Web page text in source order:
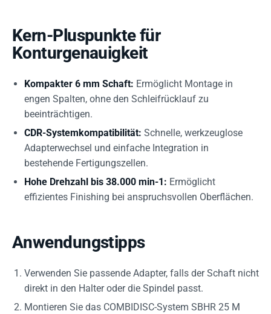
Kern-Pluspunkte für
Konturgenauigkeit
Kompakter 6 mm Schaft: Ermöglicht Montage in
engen Spalten, ohne den Schleifrücklauf zu
beeinträchtigen.
CDR-Systemkompatibilität: Schnelle, werkzeuglose
Adapterwechsel und einfache Integration in
bestehende Fertigungszellen.
Hohe Drehzahl bis 38.000 min-1: Ermöglicht
effizientes Finishing bei anspruchsvollen Oberflächen.
Anwendungstipps
Verwenden Sie passende Adapter, falls der Schaft nicht
direkt in den Halter oder die Spindel passt.
Montieren Sie das COMBIDISC-System SBHR 25 M